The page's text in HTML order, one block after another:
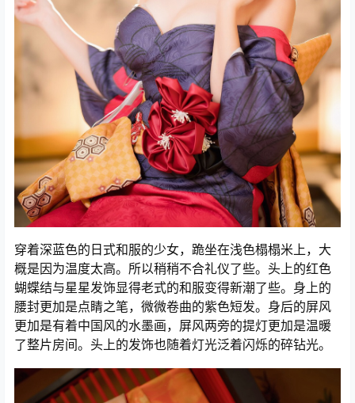
穿着深蓝色的日式和服的少女，跪坐在浅色榻榻米上，大
概是因为温度太高。所以稍稍不合礼仪了些。头上的红色
蝴蝶结与星星发饰显得老式的和服变得新潮了些。身上的
腰封更加是点睛之笔，微微卷曲的紫色短发。身后的屏风
更加是有着中国风的水墨画，屏风两旁的提灯更加是温暖
了整片房间。头上的发饰也随着灯光泛着闪烁的碎钻光。